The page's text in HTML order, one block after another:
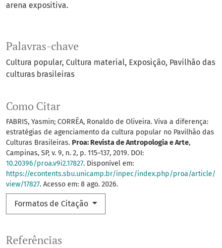
Palavras-chave
Cultura popular Cultura material Exposição Pavilhão das
culturas brasileiras
Como Citar
FABRIS, Yasmin; CORRÊA, Ronaldo de Oliveira. Viva a diferença:
estratégias de agenciamento da cultura popular no Pavilhão das
Culturas Brasileiras. Proa: Revista de Antropologia e Arte,
Campinas, SP, v. 9, n. 2, p. 115–137, 2019. DOI:
10.20396/proa.v9i2.17827. Disponível em:
https://econtents.sbu.unicamp.br/inpec/index.php/proa/article/
view/17827. Acesso em: 8 ago. 2026.
Formatos de Citação
arena expositiva.
Referências